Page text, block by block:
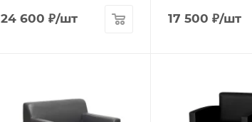
24 600 ₽/шт 17 500 ₽/шт